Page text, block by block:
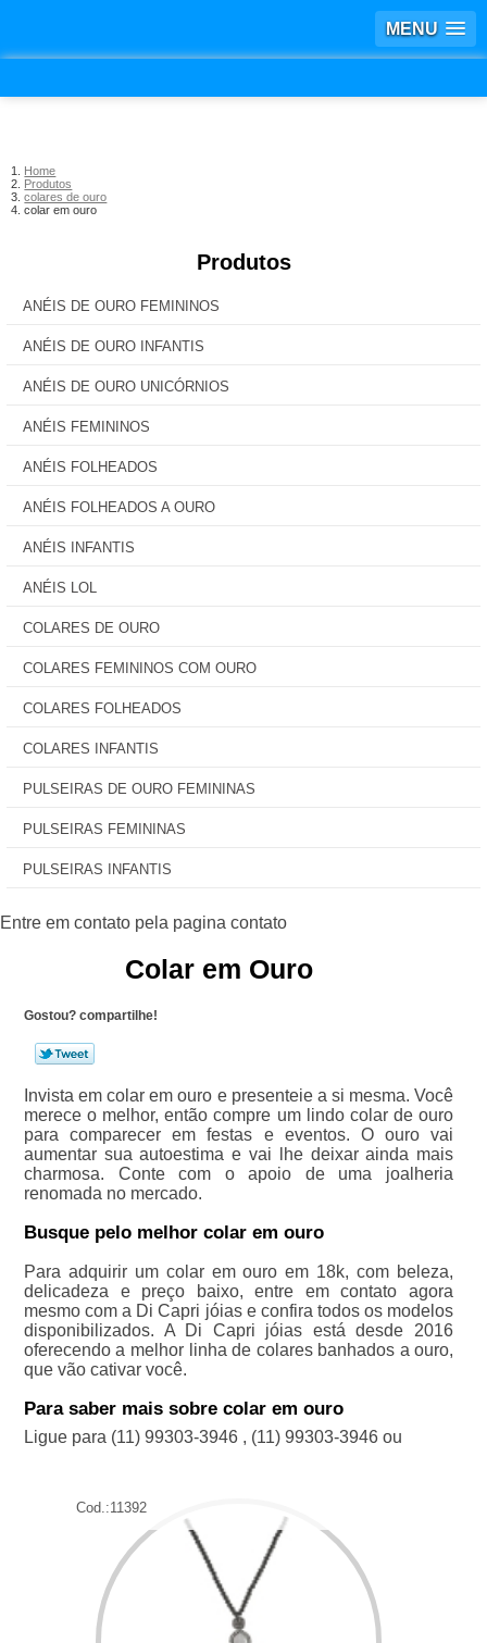
MENU
Home
Produtos
colares de ouro
colar em ouro
Produtos
ANÉIS DE OURO FEMININOS
ANÉIS DE OURO INFANTIS
ANÉIS DE OURO UNICÓRNIOS
ANÉIS FEMININOS
ANÉIS FOLHEADOS
ANÉIS FOLHEADOS A OURO
ANÉIS INFANTIS
ANÉIS LOL
COLARES DE OURO
COLARES FEMININOS COM OURO
COLARES FOLHEADOS
COLARES INFANTIS
PULSEIRAS DE OURO FEMININAS
PULSEIRAS FEMININAS
PULSEIRAS INFANTIS
Colar em Ouro
Gostou? compartilhe!
Invista em colar em ouro e presenteie a si mesma. Você
merece o melhor, então compre um lindo colar de ouro
para comparecer em festas e eventos. O ouro vai
aumentar sua autoestima e vai lhe deixar ainda mais
charmosa. Conte com o apoio de uma joalheria
renomada no mercado.
Busque pelo melhor colar em ouro
Para adquirir um colar em ouro em 18k, com beleza,
delicadeza e preço baixo, entre em contato agora
mesmo com a Di Capri jóias e confira todos os modelos
disponibilizados. A Di Capri jóias está desde 2016
oferecendo a melhor linha de colares banhados a ouro,
que vão cativar você.
Para saber mais sobre colar em ouro
Ligue para (11) 99303-3946, (11) 99303-3946ou
Cod.:11392